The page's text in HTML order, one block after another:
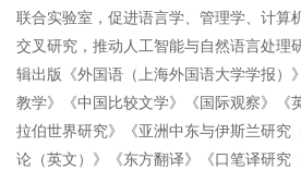
联合实验室，促进语言学、管理学、计算
交叉研究，推动人工智能与自然语言处理
辑出版《外国语（上海外国语大学学报）
教学》《中国比较文学》《国际观察》《
拉伯世界研究》《亚洲中东与伊斯兰研究
论（英文）》《东方翻译》《口笔译研究